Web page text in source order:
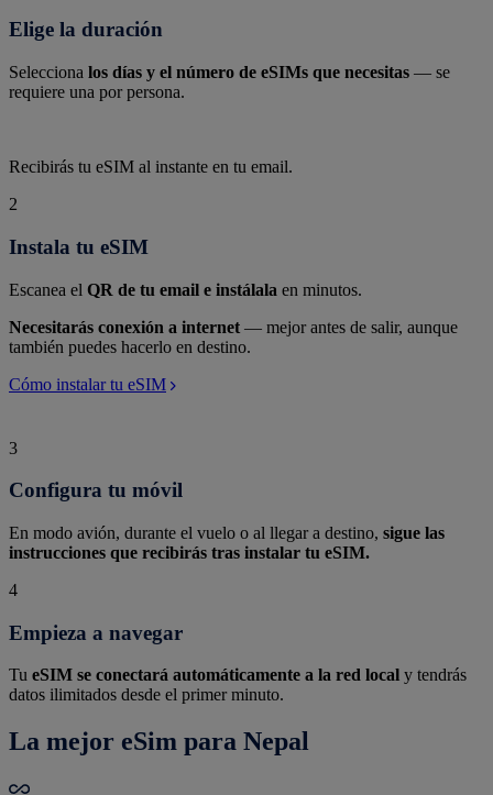
Elige la duración
Selecciona los días y el número de eSIMs que necesitas — se
requiere una por persona.
Recibirás tu eSIM al instante en tu email.
2
Instala tu eSIM
Escanea el QR de tu email e instálala en minutos.
Necesitarás conexión a internet — mejor antes de salir, aunque
también puedes hacerlo en destino.
Cómo instalar tu eSIM
3
Configura tu móvil
En modo avión, durante el vuelo o al llegar a destino, sigue las
instrucciones que recibirás tras instalar tu eSIM.
4
Empieza a navegar
Tu eSIM se conectará automáticamente a la red local y tendrás
datos ilimitados desde el primer minuto.
La mejor eSim para Nepal